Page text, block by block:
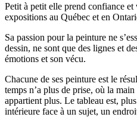
Petit à petit elle prend confiance
expositions au Québec et en
Sa passion pour la peinture ne
dessin, ne sont que des lignes et
émotions et son vécu.
Chacune de ses peinture est le
temps n’a plus de prise, où la
appartient plus. Le tableau est,
intérieure face à un sujet, un